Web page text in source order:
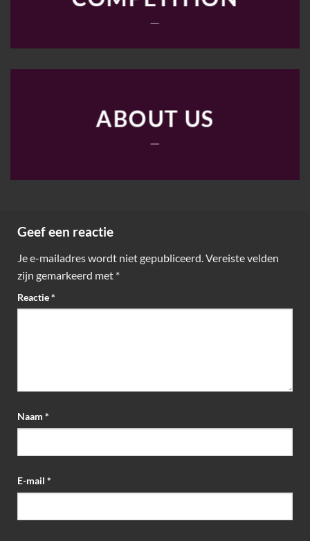
ABOUT US
Geef een reactie
Je e-mailadres wordt niet gepubliceerd. Vereiste velden
zijn gemarkeerd met *
Reactie*
Naam *
E-mail *